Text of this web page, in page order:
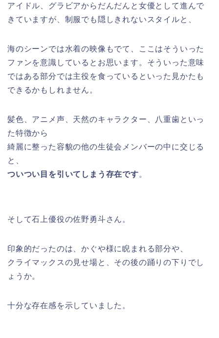
アイドル、グラビアからだんだんと女優として進んで
きていますが、制服でも隠しきれないスタイルと、
海のシーンでは水着の映像もでて、ここはそういった
ファンを意識しているとお思います。そういった意味
ではある部分では主役を食っているといった見かたも
できるかもしれません。
髪色、アニメ声、天然のキャラクター、八重歯といっ
た特徴から
綺麗に整った容貌の他の生徒会メンバーの中に交じる
と、
ついつい目を引いてしまう存在です。
そして石上優役の佐野勇斗さん。
印象的だったのは、かぐや様に睨まれる部分や、
クライマックスの見せ場と、その後の踊りの下りでし
ょうか。
十分な存在感を示していました。